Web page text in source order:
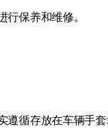
行保养和维修。
遵循存放在车辆手